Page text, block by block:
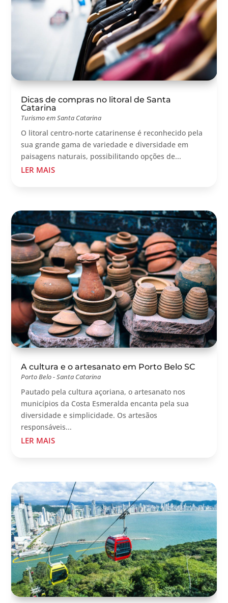
Dicas de compras no litoral de Santa
Catarina
Turismo em Santa Catarina
O litoral centro-norte catarinense é reconhecido pela
sua grande gama de variedade e diversidade em
paisagens naturais, possibilitando opções de...
LER MAIS
A cultura e o artesanato em Porto Belo SC
Porto Belo - Santa Catarina
Pautado pela cultura açoriana, o artesanato nos
municípios da Costa Esmeralda encanta pela sua
diversidade e simplicidade. Os artesãos
responsáveis...
LER MAIS